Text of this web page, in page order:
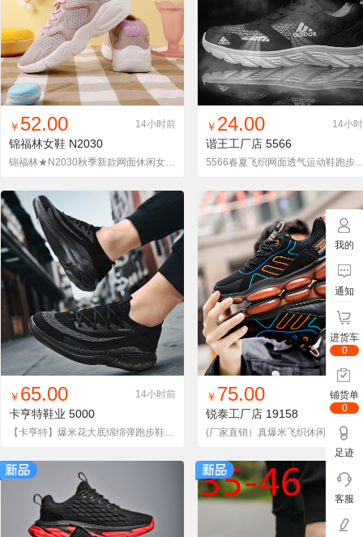
找同款 加入铺货单 收藏
￥ 52.00 14小时前
锦福林女鞋 N2030
锦福林★N2030秋季新款网面休闲女跑步鞋
找同款 加入铺货单 收藏
￥ 24.00 14小
谐王工厂店 5566
5566春夏飞织网面透气运动鞋跑步减震
找同款 加入铺货单 收藏
￥ 65.00 14小时前
卡亨特鞋业 5000
【卡亨特】爆米花大底绵绵弹跑步鞋回弹减震马拉松运动鞋
找同款 加入铺货单 收藏
￥ 75.00 14小
锐泰工厂店 19158
我的
通知
进货车
0
铺货单
0
足迹
客服